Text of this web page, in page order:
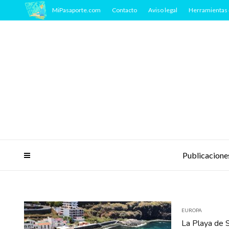
MiPasaporte.com Contacto Aviso legal Herramientas
EUROPA
La Playa de